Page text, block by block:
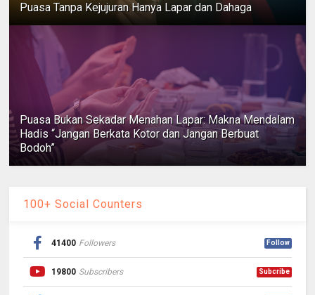
Puasa Tanpa Kejujuran Hanya Lapar dan Dahaga
Puasa Bukan Sekadar Menahan Lapar: Makna Mendalam
Hadis “Jangan Berkata Kotor dan Jangan Berbuat
Bodoh”
100+ Social Counters
41400 Followers Follow
19800 Subscribers Subcribe